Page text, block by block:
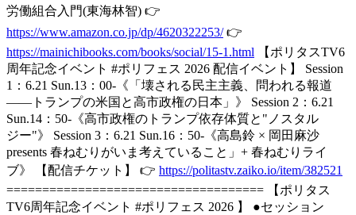
労働組合入門(東海林智) 👉
https://www.amazon.co.jp/dp/4620322253/👉
https://mainichibooks.com/books/social/15-1.html 【ポリタスTV6
周年記念イベント #ポリフェス 2026 配信イベント】 Session
1：6.21 Sun.13：00-《「壊される民主主義、問われる報道
――トランプの米国と高市政権の日本」》 Session 2：6.21
Sun.14：50-《高市政権のトランプ依存体質と"ノスタル
ジー"》 Session 3：6.21 Sun.16：50-《高島鈴 × 岡田麻沙
presents 春ねむりがいま考えていること」+ 春ねむりライ
ブ》 【配信チケット】 👉 https://politastv.zaiko.io/item/382521
==================================== 【ポリタス
TV6周年記念イベント #ポリフェス 2026 】 ●セッション